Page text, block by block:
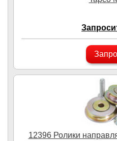
12396 Ролики